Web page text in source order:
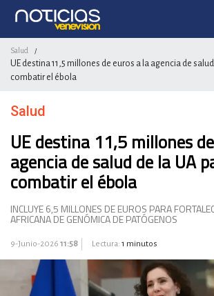
Salud /
UE destina 11,5 millones de euros a la agencia de
combatir el ébola
Salud
UE destina 11,5 millones
agencia de salud de la UA
combatir el ébola
INCLUYE 6,5 MILLONES DE EUROS PARA
AFRICANA DE GENÓMICA DE PATÓGENOS
9-Junio-2026 11:58 Lectura: 1 minutos